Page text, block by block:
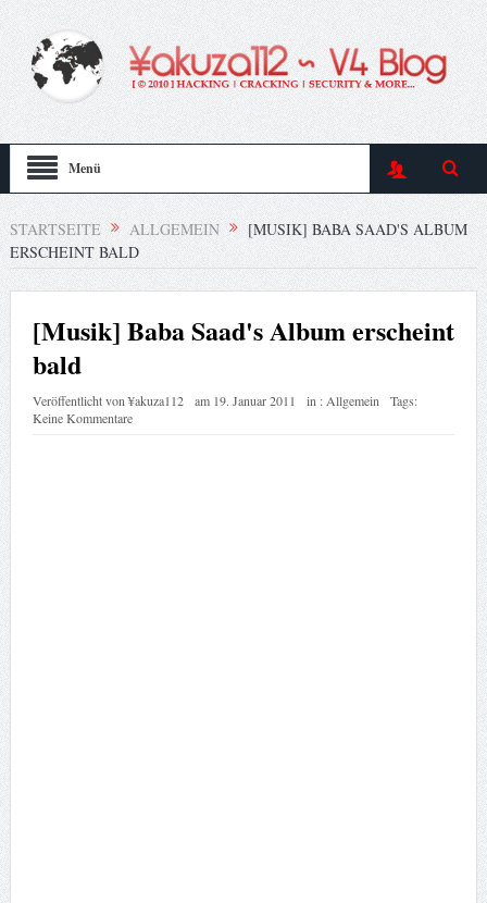
Menü
STARTSEITE ALLGEMEIN
[MUSIK] BABA SAAD'S ALBUM
ERSCHEINT BALD
[Musik] Baba Saad's Album erscheint
bald
Veröffentlicht von¥akuza112 am 19. Januar 2011 in : Allgemein
Tags:
Keine Kommentare